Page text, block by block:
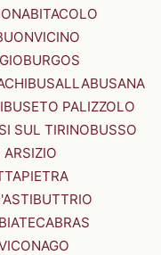
BURGOS
BUSALLABUSANA
BUSETO PALIZZOLO
SUL TIRINOBUSSO
BUTTRIO
CABRAS